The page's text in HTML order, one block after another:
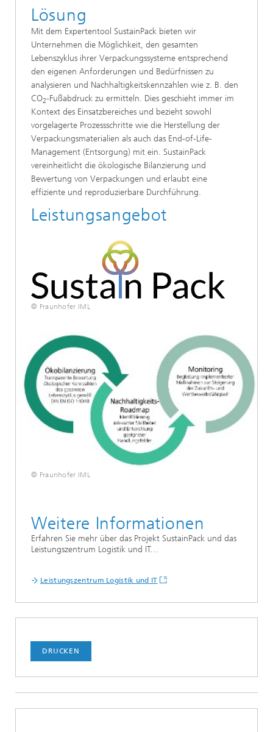
Lösung
Mit dem Expertentool SustainPack bieten wir
Unternehmen die Möglichkeit, den gesamten
Lebenszyklus ihrer Verpackungssysteme entsprechend
den eigenen Anforderungen und Bedürfnissen zu
analysieren und Nachhaltigkeitskennzahlen wie z. B. den
CO2-Fußabdruck zu ermitteln. Dies geschieht immer im
Kontext des Einsatzbereiches und bezieht sowohl
vorgelagerte Prozessschritte wie die Herstellung der
Verpackungsmaterialien als auch das End-of-Life-
Management (Entsorgung) mit ein. SustainPack
vereinheitlicht die ökologische Bilanzierung und
Bewertung von Verpackungen und erlaubt eine
effiziente und reproduzierbare Durchführung.
Leistungsangebot
© Fraunhofer IML
© Fraunhofer IML
Weitere Informationen
Erfahren Sie mehr über das Projekt SustainPack und das
Leistungszentrum Logistik und IT…
Leistungszentrum Logistik und IT
DRUCKEN